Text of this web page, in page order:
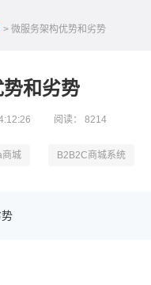
> 微服务架构优势和劣势
和劣势
阅读： 8214
商城 B2B2C商城系统